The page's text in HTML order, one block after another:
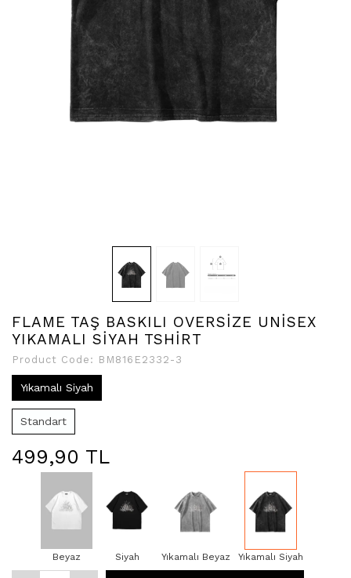
FLAME TAŞ BASKILI OVERSİZE UNİSEX
YIKAMALI SİYAH TSHİRT
Product Code: BM816E2332-3
Yıkamalı Siyah
Standart
499,90 TL
Beyaz Siyah Yıkamalı Beyaz Yıkamalı Siyah